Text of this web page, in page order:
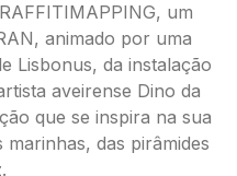
um
animado por uma
Lisbonus, da instalação
aveirense Dino da
que se inspira na sua
das pirâmides